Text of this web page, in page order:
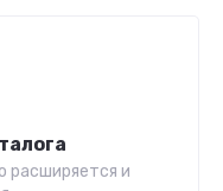
расширяется и